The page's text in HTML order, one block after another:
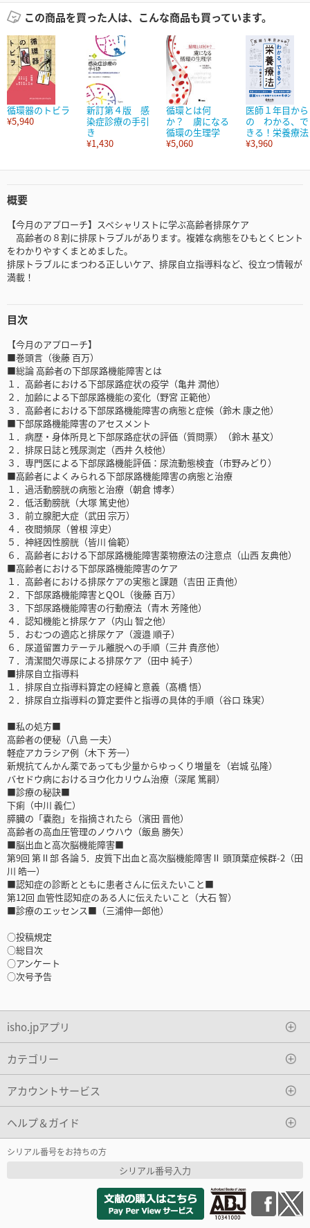
この商品を買った人は、こんな商品も買っています。
循環器のトビラ
¥5,940
新訂第４版 感
染症診療の手引
き
¥1,430
循環とは何
か？ 虜になる
循環の生理学
¥5,060
医師１年目から
の わかる、で
きる！栄養療法
¥3,960
概要
【今月のアプローチ】スペシャリストに学ぶ高齢者排尿ケア
高齢者の８割に排尿トラブルがあります。複雑な病態をひもとくヒント
をわかりやすくまとめました。
排尿トラブルにまつわる正しいケア、排尿自立指導料など、役立つ情報が
満載！
目次
【今月のアプローチ】
■巻頭言（後藤 百万）
■総論 高齢者の下部尿路機能障害とは
１．高齢者における下部尿路症状の疫学（亀井 潤他）
２．加齢による下部尿路機能の変化（野宮 正範他）
３．高齢者における下部尿路機能障害の病態と症候（鈴木 康之他）
■下部尿路機能障害のアセスメント
１．病歴・身体所見と下部尿路症状の評価（質問票）（鈴木 基文）
２．排尿日誌と残尿測定（西井 久枝他）
３．専門医による下部尿路機能評価：尿流動態検査（市野みどり）
■高齢者によくみられる下部尿路機能障害の病態と治療
１．過活動膀胱の病態と治療（朝倉 博孝）
２．低活動膀胱（大塚 篤史他）
３．前立腺肥大症（武田 宗万）
４．夜間頻尿（曽根 淳史）
５．神経因性膀胱（皆川 倫範）
６．高齢者における下部尿路機能障害薬物療法の注意点（山西 友典他）
■高齢者における下部尿路機能障害のケア
１．高齢者における排尿ケアの実態と課題（吉田 正貴他）
２．下部尿路機能障害とQOL（後藤 百万）
３．下部尿路機能障害の行動療法（青木 芳隆他）
４．認知機能と排尿ケア（内山 智之他）
５．おむつの適応と排尿ケア（渡邉 順子）
６．尿道留置カテーテル離脱への手順（三井 貴彦他）
７．清潔間欠導尿による排尿ケア（田中 純子）
■排尿自立指導料
１．排尿自立指導料算定の経緯と意義（髙橋 悟）
２．排尿自立指導料の算定要件と指導の具体的手順（谷口 珠実）
■私の処方■
高齢者の便秘（八島 一夫）
軽症アカラシア例（木下 芳一）
新規抗てんかん薬であっても少量からゆっくり増量を（岩城 弘隆）
バセドウ病におけるヨウ化カリウム治療（深尾 篤嗣）
■診療の秘訣■
下痢（中川 義仁）
膵臓の「嚢胞」を指摘されたら（濱田 晋他）
高齢者の高血圧管理のノウハウ（飯島 勝矢）
■脳出血と高次脳機能障害■
第9回 第Ⅱ部 各論 5．皮質下出血と高次脳機能障害Ⅱ 頭頂葉症候群-2（田
川 皓一）
■認知症の診断とともに患者さんに伝えたいこと■
第12回 血管性認知症のある人に伝えたいこと（大石 智）
■診療のエッセンス■（三浦伸一郎他）
○投稿規定
○総目次
○アンケート
○次号予告
isho.jpアプリ
カテゴリー
アカウントサービス
ヘルプ＆ガイド
シリアル番号をお持ちの方
シリアル番号入力